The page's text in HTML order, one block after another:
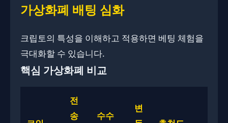
가상화폐 배팅 심화
크립토의 특성을 이해하고 적용하면 베팅 체험을
극대화할 수 있습니다.
핵심 가상화폐 비교
전
송
수수
변